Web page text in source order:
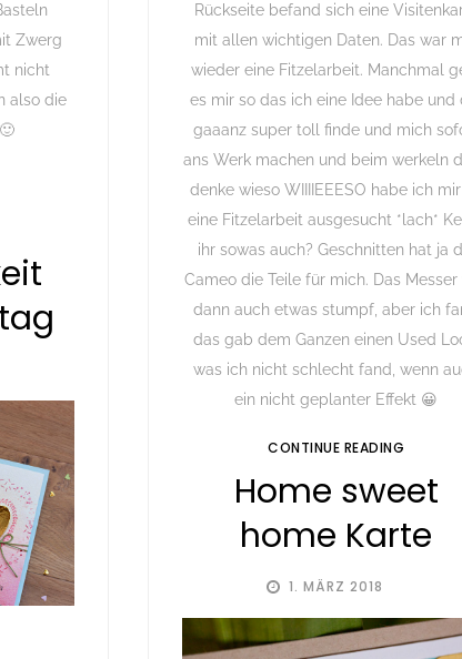
Zwerg
nicht
also die
1. MÄRZ 2018
Home sweet
home Karte
Rückseite befand sich eine
mit allen wichtigen Daten. Das war
wieder eine Fitzelarbeit. Manchmal
es mir so das ich eine Idee habe und
gaaanz super toll finde und mich
ans Werk machen und beim werkeln
denke wieso WIIIIEEESO habe ich
eine Fitzelarbeit ausgesucht *lach*
ihr sowas auch? Geschnitten hat ja
Cameo die Teile für mich. Das Messer
dann auch etwas stumpf, aber ich
das gab dem Ganzen einen Used
was ich nicht schlecht fand, wenn
ein nicht geplanter Effekt 😀
CONTINUE READING